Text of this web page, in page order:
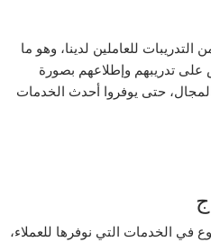
للعاملين لدينا، وهو ما
على تدريبهم وإطلاعهم بصورة
حتى يوفروا أحدث الخدمات
في الخدمات التي نوفرها للعملاء،